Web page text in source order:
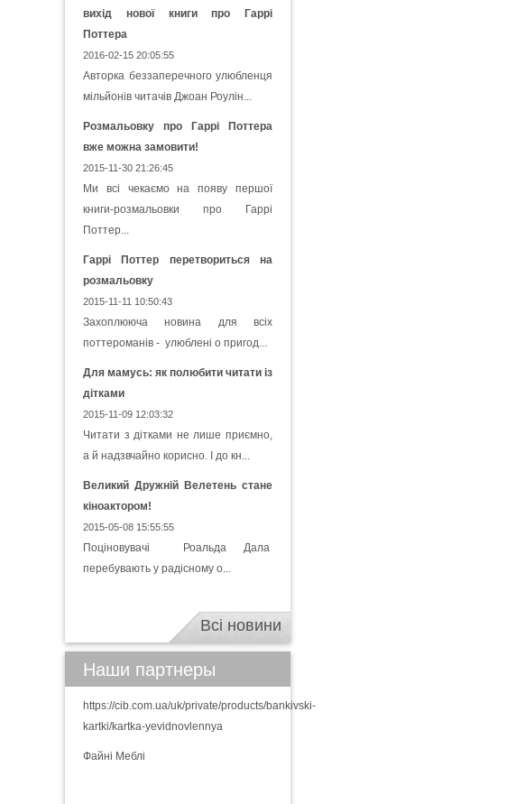
вихід нової книги про Гаррі
Поттера
2016-02-15 20:05:55
Авторка беззаперечного улюбленця
мільйонів читачів Джоан Роулін...
Розмальовку про Гаррі Поттера
вже можна замовити!
2015-11-30 21:26:45
Ми всі чекаємо на появу першої
книги-розмальовки про Гаррі
Поттер...
Гаррі Поттер перетвориться на
розмальовку
2015-11-11 10:50:43
Захоплююча новина для всіх
поттероманів - улюблені о пригод...
Для мамусь: як полюбити читати із
дітками
2015-11-09 12:03:32
Читати з дітками не лише приємно,
а й надзвчайно корисно. І до кн...
Великий Дружній Велетень стане
кіноактором!
2015-05-08 15:55:55
Поціновувачі Роальда Дала
перебувають у радісному о...
Всі новини
Наши партнеры
https://cib.com.ua/uk/private/products/bankivski-
kartki/kartka-yevidnovlennya
Файні Меблі